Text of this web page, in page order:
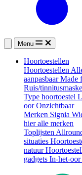
Menu
Hoortoestellen
Hoortoestellen
aanpasbaarMade
Ruis/
Type hoortoestel
oorOnzichtbaar
Merken Signia
hier alle merken
Toplijsten
situaties
natuur
gadgets In-het-oor